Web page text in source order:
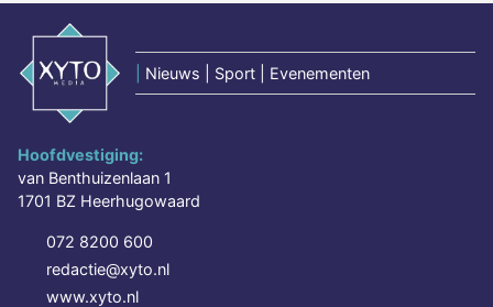
Nieuws | Sport | Evenementen
Hoofdvestiging:
van Benthuizenlaan 1
1701 BZ Heerhugowaard
072 8200 600
redactie@xyto.nl
www.xyto.nl